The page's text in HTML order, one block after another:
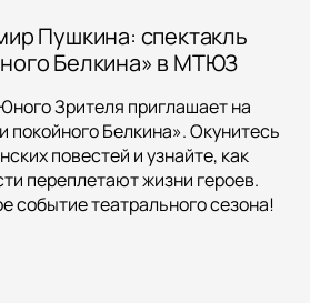
Пушкина: спектакль
Белкина» в МТЮЗ
Зрителя приглашает на
покойного Белкина». Окунитесь
повестей и узнайте, как
переплетают жизни героев.
событие театрального сезона!